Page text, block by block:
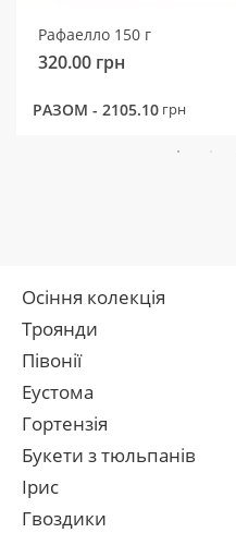
Рафаелло 150 г
320.00 грн
РАЗОМ - 2105.10 грн
Осіння колекція
Троянди
Півонії
Еустома
Гортензія
Букети з тюльпанів
Ірис
Гвоздики